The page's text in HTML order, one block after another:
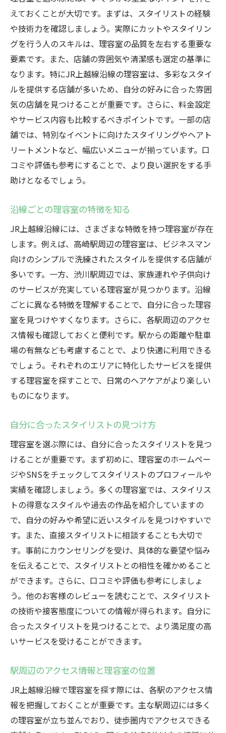
高品質なサービスを提供する理容室
コストパフォーマンスの高い理容室を見つ
ける
料金を比較する際の注意点
JR上越線の理容室で見つける満足度の高いサー
ビスとは？
顧客満足度の高いサービスの特徴
リピーターが多い理容室の秘密
実際の利用者の声を参考にする
サービス内容を徹底的にチェック
カスタマイズできるサービスの魅力
イベント前の準備にぴったり！JR上越線沿線の
理容室のサービス紹介
特別な日のためのスタイリングサービス
イベントに向けたヘアアレンジメニュー
髪質改善サービスで自信をつける
イベント前の予約と相談方法
特別なトリートメントメニューの紹介
イベントに合わせたメンズヘアカット
理容室選びのポイントはここだ！JR上越線沿線
のおすすめサロン
地域密着型の理容室の魅力
長年の実績と信頼を持つ理容室
最新のトレンドに対応した理容室
個別対応が可能な理容室
理容室の雰囲気を事前に確認
料金を比較して得する！JR上越線沿線の理容室
でお得なカットを受ける方法
初回割引を活用する方法
定期的なプロモーションとキャンペーン情
報
メンバーシップ制度の利点
お得なパッケージプランの紹介
学生割引やシニア割引を活用
料金交渉のポイントとコツ
JR上越線沿線の理容室で体験できる特別なサー
リラクゼーションメニューの魅力
パーソナライズされたヘアケア
最新技術を取り入れたサービス
環境に配慮したサロンの取り組み
えておくことが大切です。まずは、スタイリストの経験
や技術力を確認しましょう。実際にカットやスタイリン
グを行う人のスキルは、理容室の品質を左右する重要な
要素です。また、店舗の雰囲気や清潔感も選定の基準に
なります。特にJR上越線沿線の理容室は、多彩なスタイ
ルを提供する店舗が多いため、自分の好みに合った雰囲
気の店舗を見つけることが重要です。さらに、料金設定
やサービス内容も比較するべきポイントです。一部の店
舗では、特別なイベントに向けたスタイリングやヘアト
リートメントなど、幅広いメニューが揃っています。口
コミや評価も参考にすることで、より良い選択をする手
助けとなるでしょう。
沿線ごとの理容室の特徴を知る
JR上越線沿線には、さまざまな特徴を持つ理容室が存在
します。例えば、高崎駅周辺の理容室は、ビジネスマン
向けのシンプルで洗練されたスタイルを提供する店舗が
多いです。一方、渋川駅周辺では、家族連れや子供向け
のサービスが充実している理容室が見つかります。沿線
ごとに異なる特徴を理解することで、自分に合った理容
室を見つけやすくなります。さらに、各駅周辺のアクセ
ス情報も確認しておくと便利です。駅からの距離や駐車
場の有無なども考慮することで、より快適に利用できる
でしょう。それぞれのエリアに特化したサービスを提供
する理容室を探すことで、日常のヘアケアがより楽しい
ものになります。
自分に合ったスタイリストの見つけ方
理容室を選ぶ際には、自分に合ったスタイリストを見つ
けることが重要です。まず初めに、理容室のホームペー
ジやSNSをチェックしてスタイリストのプロフィールや
実績を確認しましょう。多くの理容室では、スタイリス
トの得意なスタイルや過去の作品を紹介していますの
で、自分の好みや希望に近いスタイルを見つけやすいで
す。また、直接スタイリストに相談することも大切で
す。事前にカウンセリングを受け、具体的な要望や悩み
を伝えることで、スタイリストとの相性を確かめること
ができます。さらに、口コミや評価も参考にしましょ
う。他のお客様のレビューを読むことで、スタイリスト
の技術や接客態度についての情報が得られます。自分に
合ったスタイリストを見つけることで、より満足度の高
いサービスを受けることができます。
駅周辺のアクセス情報と理容室の位置
JR上越線沿線で理容室を探す際には、各駅のアクセス情
報を把握しておくことが重要です。主な駅周辺には多く
の理容室が立ち並んでおり、徒歩圏内でアクセスできる